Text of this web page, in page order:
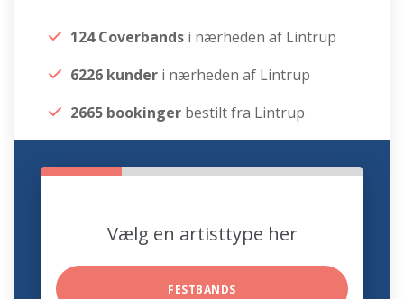
124 Coverbands i nærheden af Lintrup
6226 kunder i nærheden af Lintrup
2665 bookinger bestilt fra Lintrup
Vælg en artisttype her
FESTBANDS